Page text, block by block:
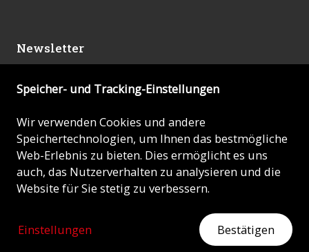
Newsletter
Abonnieren
© 2026 - KIRCHE IN NOT (ACN)
Impressum
Speicher- und Tracking-Einstellungen
Wir verwenden Cookies und andere
Speichertechnologien, um Ihnen das bestmögliche
Web-Erlebnis zu bieten. Dies ermöglicht es uns
auch, das Nutzerverhalten zu analysieren und die
Website für Sie stetig zu verbessern.
Einstellungen Bestätigen